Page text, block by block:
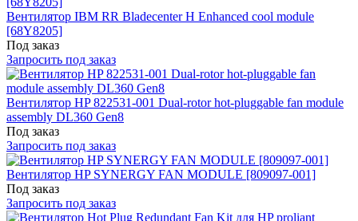
Вентилятор IBM RR Bladecenter H Enhanced cool module
[68Y8205]
Под заказ
Запросить под заказ
Вентилятор HP 822531-001 Dual-rotor hot-pluggable fan module
assembly DL360 Gen8
Под заказ
Запросить под заказ
Вентилятор HP SYNERGY FAN MODULE [809097-001]
Под заказ
Запросить под заказ